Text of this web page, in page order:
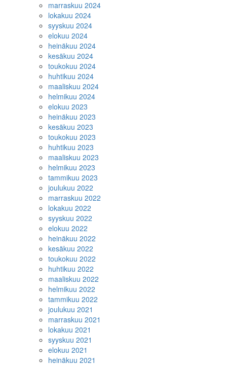
marraskuu 2024
lokakuu 2024
syyskuu 2024
elokuu 2024
heinäkuu 2024
kesäkuu 2024
toukokuu 2024
huhtikuu 2024
maaliskuu 2024
helmikuu 2024
elokuu 2023
heinäkuu 2023
kesäkuu 2023
toukokuu 2023
huhtikuu 2023
maaliskuu 2023
helmikuu 2023
tammikuu 2023
joulukuu 2022
marraskuu 2022
lokakuu 2022
syyskuu 2022
elokuu 2022
heinäkuu 2022
kesäkuu 2022
toukokuu 2022
huhtikuu 2022
maaliskuu 2022
helmikuu 2022
tammikuu 2022
joulukuu 2021
marraskuu 2021
lokakuu 2021
syyskuu 2021
elokuu 2021
heinäkuu 2021